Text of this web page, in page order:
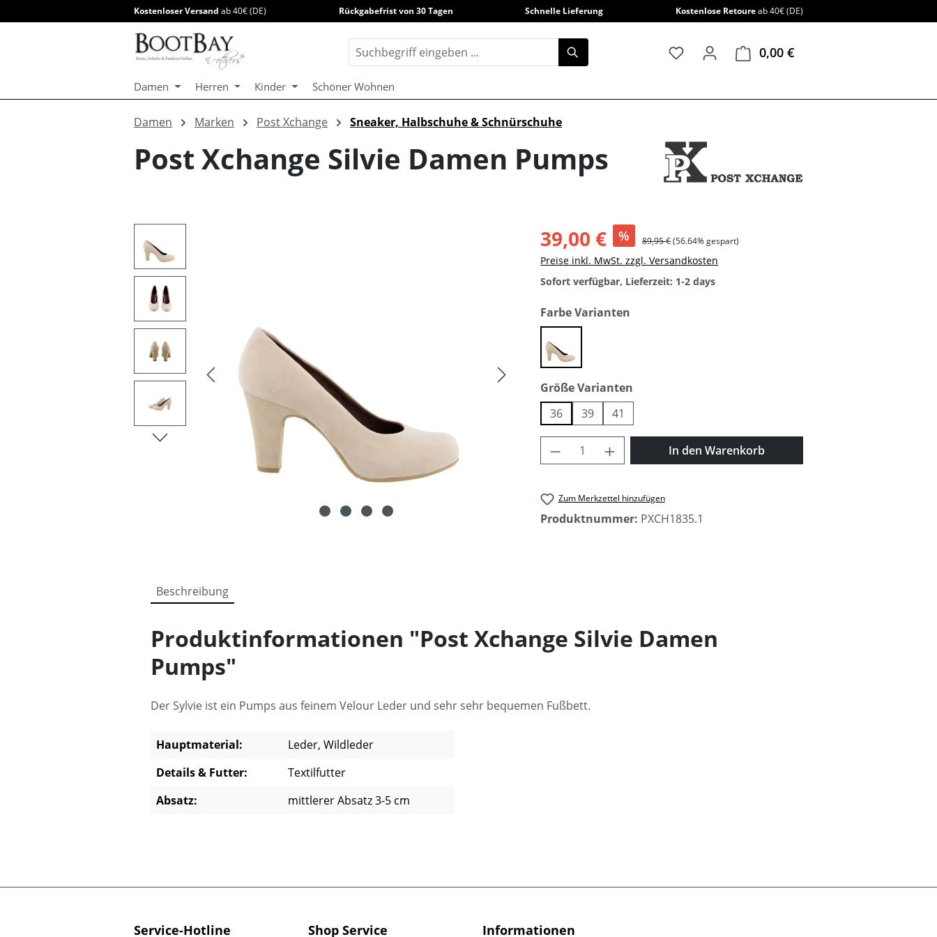
Zur Hauptnavigation springen
Kostenloser Versand ab 40€ (DE) Rückgabefrist von 30 Tagen Schnelle Lieferung Kostenlose Retoureab 40€ (DE)
0,00 €Warenkorb enthält 0
Damen Herren Kinder Schöner Wohnen
Damen Marken Post Xchange Sneaker, Halbschuhe & Schnürschuhe
Post Xchange Silvie Damen Pumps
39,00 € % 89,95 €(56.64% gespart)
Preise inkl. MwSt. zzgl. Versandkosten
Sofort verfügbar, Lieferzeit: 1-2 days
Farbe Varianten
beige
Größe Varianten
36
39 41
Produkt Anzahl: Gib den gewünschten Wert ein
In den Warenkorb
Zum Merkzettel hinzufügen
Produktnummer: PXCH1835.1
Beschreibung
Produktinformationen "Post Xchange Silvie Damen
Pumps"
Der Sylvie ist ein Pumps aus feinem Velour Leder und sehr sehr bequemen Fußbett.
Hauptmaterial:
Leder, Wildleder
Details & Futter:
Textilfutter
Absatz:
mittlerer Absatz 3-5 cm
Service-Hotline Shop Service Informationen